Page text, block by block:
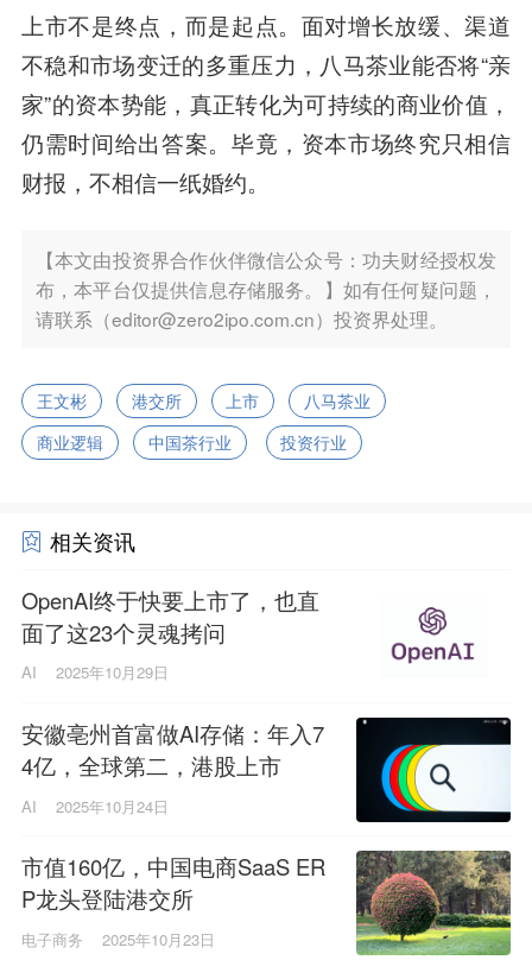
上市不是终点，而是起点。面对增长放缓、渠道
不稳和市场变迁的多重压力，八马茶业能否将“亲
家”的资本势能，真正转化为可持续的商业价值，
仍需时间给出答案。毕竟，资本市场终究只相信
财报，不相信一纸婚约。
【本文由投资界合作伙伴微信公众号：功夫财经授权发
布，本平台仅提供信息存储服务。】如有任何疑问题，
请联系（editor@zero2ipo.com.cn）投资界处理。
王文彬 港交所 上市
八马茶业
商业逻辑
中国茶行业 投资行业
相关资讯
OpenAI终于快要上市了，也直
面了这23个灵魂拷问
AI 2025年10月29日
安徽亳州首富做AI存储：年入7
4亿，全球第二，港股上市
AI 2025年10月24日
市值160亿，中国电商SaaS ER
P龙头登陆港交所
电子商务 2025年10月23日